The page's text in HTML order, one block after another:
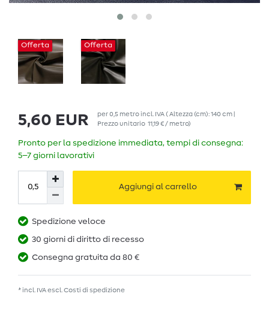
Offerta Offerta
5,60 EUR per0,5 metroincl. IVA( Altezza (cm): 140 cm |
Prezzo unitario 11,19 € / metro)
Pronto per la spedizione immediata, tempi di consegna:
5–7 giorni lavorativi
Aggiungi al carrello
Spedizione veloce
30 giorni di diritto di recesso
Consegna gratuita da 80 €
* incl. IVA escl. Costi di spedizione